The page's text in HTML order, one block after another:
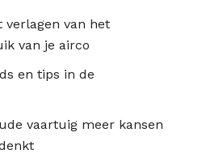
verlagen van het
van je airco
en tips in de
vaartuig meer kansen